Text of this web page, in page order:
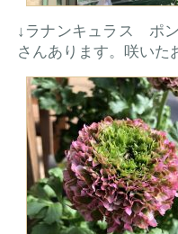
↓ラナンキュラス ポ
さんあります。咲いた